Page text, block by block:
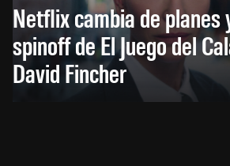
Netflix cambia de planes
spinoff de El Juego del
David Fincher